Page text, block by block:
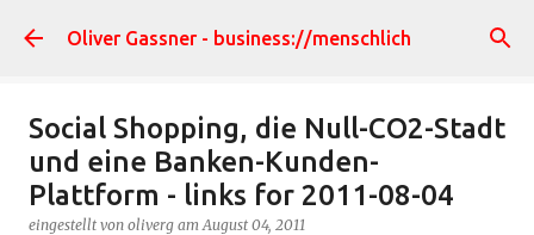
Direkt zum Hauptbereich
Oliver Gassner - business://menschlich
Social Shopping, die Null-CO2-Stadt
und eine Banken-Kunden-
Plattform - links for 2011-08-04
eingestellt von oliverg amAugust 04, 2011